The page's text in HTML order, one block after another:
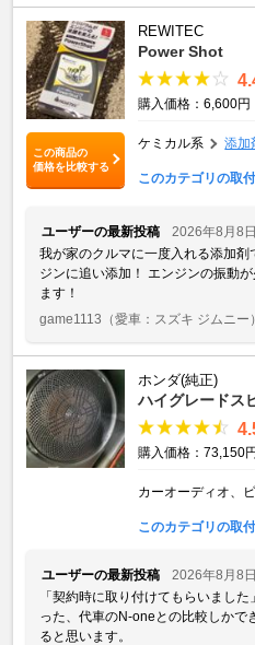
この商品の
価格を比較する
REWITEC
Power Shot
購入価格：6,600円
ケミカル系 添加
このカテゴリの取
ユーザーの最新投稿
2026年8月8日
我が家のクルマに一度入れる添加
ジンに追い添加！ エンジンの振動
ます！
game1113 （愛車：スズキ ジムニー）
ホンダ(純正)
ハイグレードス
購入価格：73,150
カーオーディオ、
このカテゴリの取
ユーザーの最新投稿
2026年8月8日
「契約時に取り付けてもらいまし
った、代車のN-oneとの比較しかで
ると思います。